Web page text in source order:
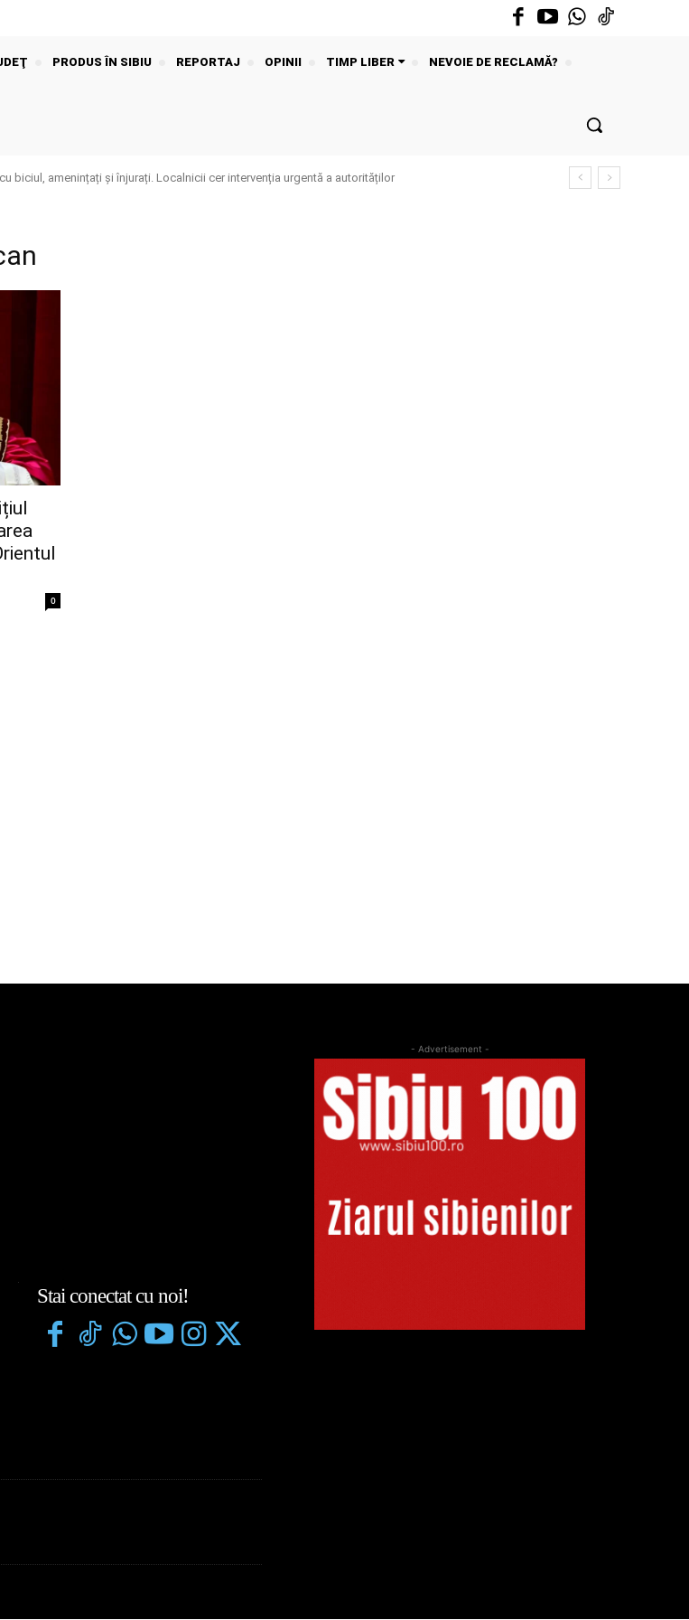
PRODUS ÎN SIBIU REPORTAJ OPINII TIMP LIBER
NEVOIE DE RECLAMĂ?
biciul, amenințați și înjurați. Localnicii cer intervenția urgentă a autorităților
0
Stai conectat cu noi!
- Advertisement -